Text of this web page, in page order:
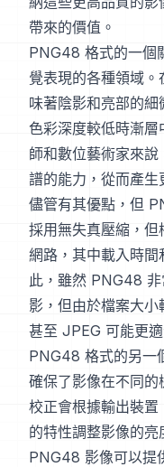
帶來的價值。
PNG48 格式的一個
覺表現的各種領域
味著陰影和亮部的
色彩深度較低時漸
師和數位藝術家來
譜的能力，從而產生
儘管有其優點，但
採用無失真壓縮，
網路，其中載入時間
此，雖然 PNG48
影，但由於檔案大
甚至 JPEG 可能更
PNG48 格式的另一
確保了影像在不同
校正會根據輸出裝置
的特性調整影像的亮
PNG48 影像可以提